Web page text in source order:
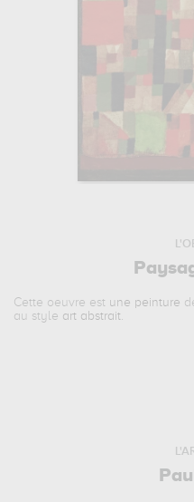
Cette oeuvre est une peinture
au style art abstrait.